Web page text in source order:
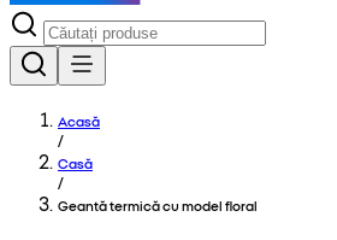
Acasă
/
Casă
/
Geantă termică cu model floral